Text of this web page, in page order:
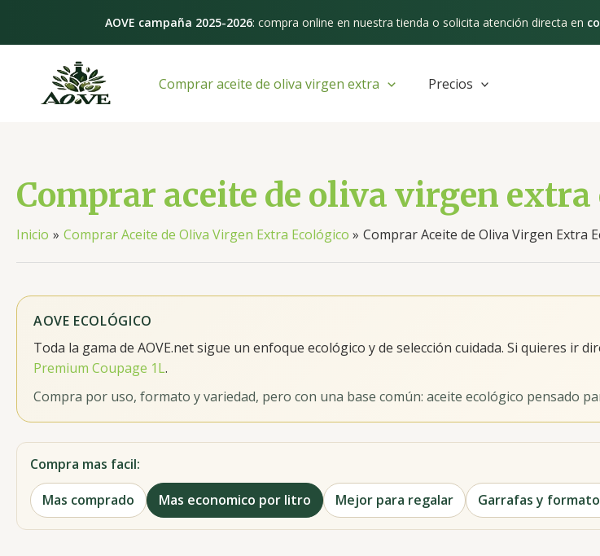
AOVE campaña 2025-2026: compra online en nuestra tienda o solicita atención directa en
contenido
Comprar aceite de oliva virgen extra
Precios
Comprar aceite de oliva virgen
Inicio Comprar Aceite de Oliva Virgen Extra Ecológico Comprar Aceite de Oliva Virgen Extra
AOVE ECOLÓGICO
Toda la gama de AOVE.net sigue un enfoque ecológico y de selección cuidada. Si quieres ir
Premium Coupage 1L.
Compra por uso, formato y variedad, pero con una base común: aceite ecológico pensado
Compra mas facil:
Mas comprado
Mas economico por litro Mejor para regalar Garrafas y